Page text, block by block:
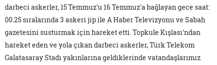
darbeci askerler, 15 Temmuz'u 16 Temmuz'a bağlayan gece saat:
00.25 sıralarında 3 askeri jip ile A Haber Televizyonu ve Sabah
gazetesini susturmak için hareket etti. Topkule Kışlası'ndan
hareket eden ve yola çıkan darbeci askerler, Türk Telekom
Galatasaray Stadı yakınlarına geldiklerinde vatandaşlarımız